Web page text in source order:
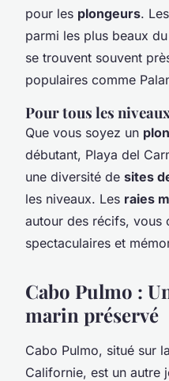
pour les plongeurs.
parmi les plus beaux
se trouvent souvent
populaires comme
Pour tous les
Que vous soyez un
débutant, Playa del
une diversité de sites
les niveaux. Les raies
autour des récifs, vous
spectaculaires et
Cabo Pulmo :
marin préservé
Cabo Pulmo, situé sur
Californie, est un autre